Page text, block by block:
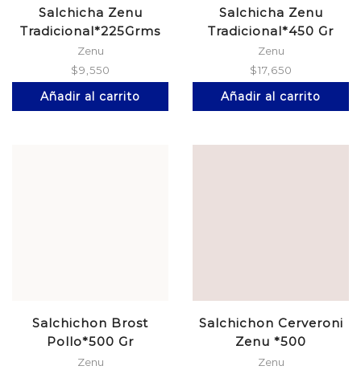
Salchicha Zenu
Tradicional*225Grms
Zenu
$9,550
Añadir al carrito
Salchicha Zenu
Tradicional*450 Gr
Zenu
$17,650
Añadir al carrito
Salchichon Brost
Pollo*500 Gr
Zenu
Salchichon Cerveroni
Zenu *500
Zenu